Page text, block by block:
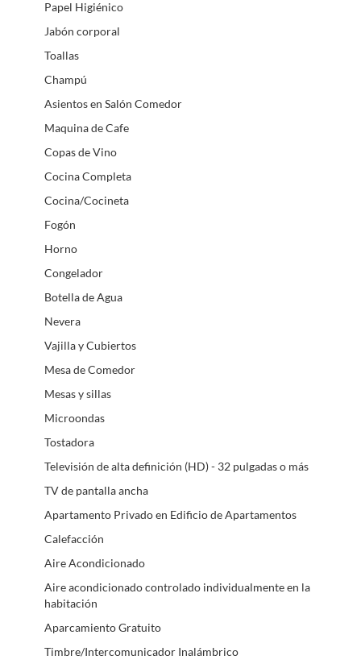
Papel Higiénico
Jabón corporal
Toallas
Champú
Asientos en Salón Comedor
Maquina de Cafe
Copas de Vino
Cocina Completa
Cocina/Cocineta
Fogón
Horno
Congelador
Botella de Agua
Nevera
Vajilla y Cubiertos
Mesa de Comedor
Mesas y sillas
Microondas
Tostadora
Televisión de alta definición (HD) - 32 pulgadas o más
TV de pantalla ancha
Apartamento Privado en Edificio de Apartamentos
Calefacción
Aire Acondicionado
Aire acondicionado controlado individualmente en la
habitación
Aparcamiento Gratuito
Timbre/Intercomunicador Inalámbrico